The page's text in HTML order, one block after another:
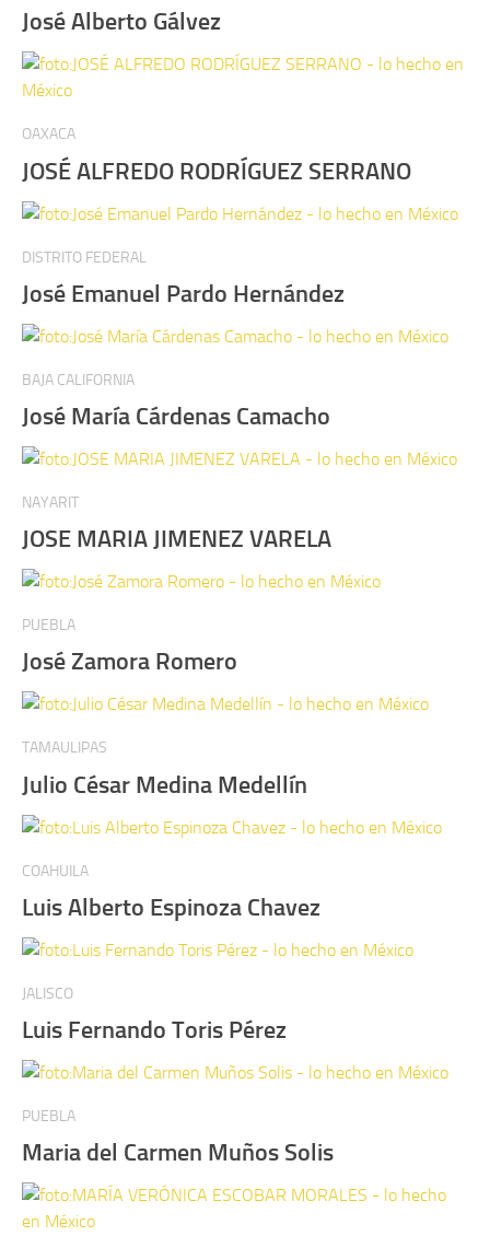
José Alberto Gálvez
OAXACA
JOSÉ ALFREDO RODRÍGUEZ SERRANO
DISTRITO FEDERAL
José Emanuel Pardo Hernández
BAJA CALIFORNIA
José María Cárdenas Camacho
NAYARIT
JOSE MARIA JIMENEZ VARELA
PUEBLA
José Zamora Romero
TAMAULIPAS
Julio César Medina Medellín
COAHUILA
Luis Alberto Espinoza Chavez
JALISCO
Luis Fernando Toris Pérez
PUEBLA
Maria del Carmen Muños Solis